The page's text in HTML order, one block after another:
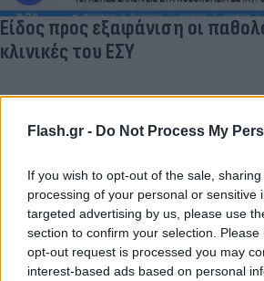
Flash.gr - Do Not Process My
If you wish to opt-out of the sale,
processing of your personal or sensitive
targeted advertising by us, please use
section to confirm your selection.
opt-out request is processed you may
interest-based ads based on personal
Είδος προς εξαφάνιση οι
κλινικές του ΕΣΥ